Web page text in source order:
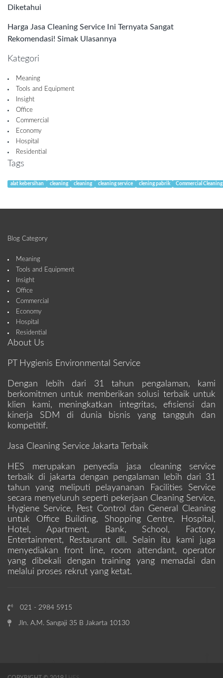
Diketahui
Harga Jasa Cleaning Service Ini Ternyata Sangat
Rekomendasi! Simak Ulasannya
Kategori
Meaning
Tools and Equipment
Insight
Office
Commercial
Economy
Hospital
Residential
Tags
alat kebersihan cleaning cleaning cleaning service clening pabrik Commercial Cleaning
Blog Category
Meaning
Tools and Equipment
Insight
Office
Commercial
Economy
Hospital
Residential
About Us
PT Hygienis Environmental Service
Dengan lebih dari 31 tahun pengalaman, kami
berkomitmen untuk memberikan solusi terbaik untuk
klien kami, meningkatkan integritas, efisiensi dan
kinerja SDM di dunia bisnis yang tangguh dan
kompetitif.
Jasa Cleaning Service Jakarta Terbaik
HES merupakan penyedia jasa cleaning service
terbaik di jakarta dengan pengalaman lebih dari 31
tahun yang meliputi pelayananan Facilities Service
secara menyeluruh seperti pekerjaan Cleaning Service,
Hygiene Service, Pest Control dan General Cleaning
untuk Office Building, Shopping Centre, Hospital,
Hotel, Apartment, Bank, School, Factory,
Entertainment, Restaurant dll. Selain itu kami juga
menyediakan front line, room attendant, operator
yang dibekali dengan training yang memadai dan
melalui proses rekrut yang ketat.
021 - 2984 5915
Jln. A.M. Sangaji 35 B Jakarta 10130